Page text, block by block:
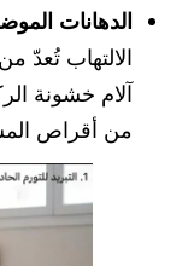
الدهانات
الالتهاب تُعدّ
آلام خشونة
من أقراص